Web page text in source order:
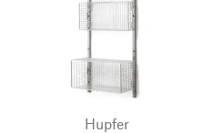
Hupfer